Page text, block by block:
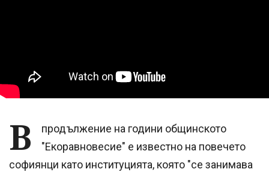
В
продължение на години общинското
"Екоравновесие" е известно на повечето
софиянци като институцията, която "се занимава